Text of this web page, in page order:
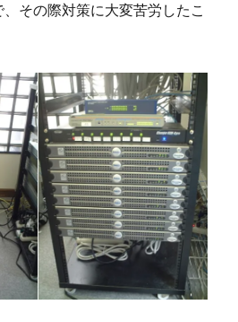
、その際対策に大変苦労したこ